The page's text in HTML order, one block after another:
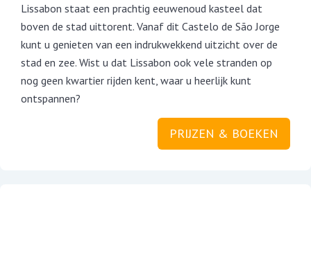
Lissabon staat een prachtig eeuwenoud kasteel dat
boven de stad uittorent. Vanaf dit Castelo de São Jorge
kunt u genieten van een indrukwekkend uitzicht over de
stad en zee. Wist u dat Lissabon ook vele stranden op
nog geen kwartier rijden kent, waar u heerlijk kunt
ontspannen?
PRIJZEN & BOEKEN